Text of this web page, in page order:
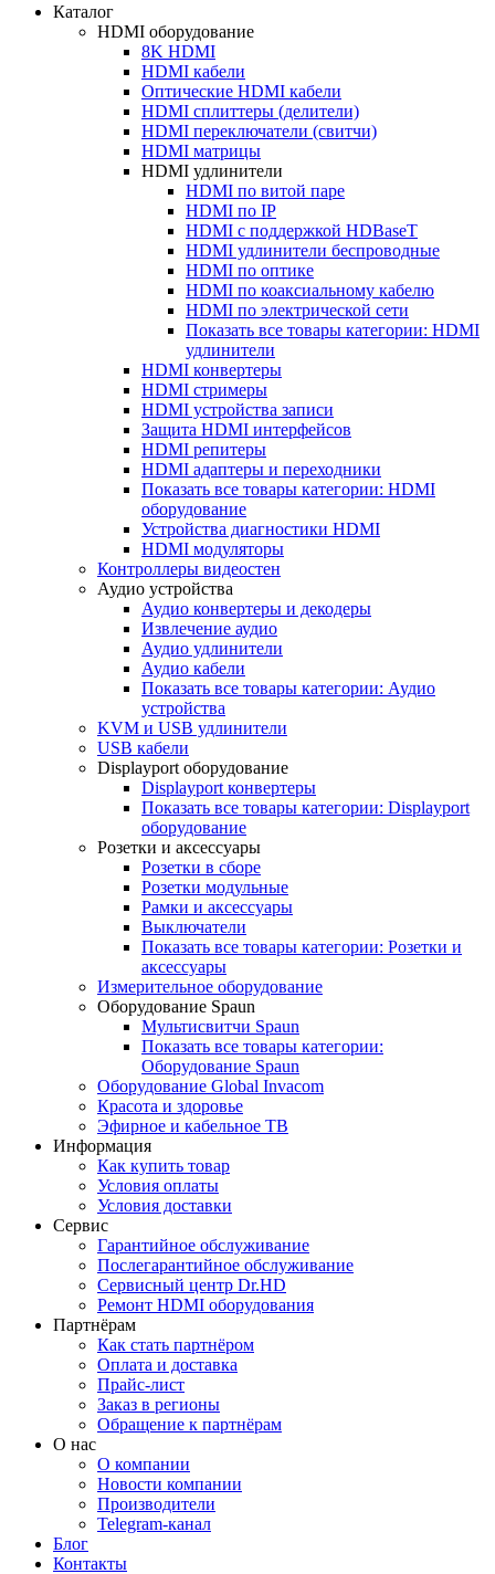
Каталог
HDMI оборудование
8K HDMI
HDMI кабели
Оптические HDMI кабели
HDMI сплиттеры (делители)
HDMI переключатели (свитчи)
HDMI матрицы
HDMI удлинители
HDMI по витой паре
HDMI по IP
HDMI с поддержкой HDBaseT
HDMI удлинители беспроводные
HDMI по оптике
HDMI по коаксиальному кабелю
HDMI по электрической сети
Показать все товары категории: HDMI
удлинители
HDMI конвертеры
HDMI стримеры
HDMI устройства записи
Защита HDMI интерфейсов
HDMI репитеры
HDMI адаптеры и переходники
Показать все товары категории: HDMI
оборудование
Устройства диагностики HDMI
HDMI модуляторы
Контроллеры видеостен
Аудио устройства
Аудио конвертеры и декодеры
Извлечение аудио
Аудио удлинители
Аудио кабели
Показать все товары категории: Аудио
устройства
KVM и USB удлинители
USB кабели
Displayport оборудование
Displayport конвертеры
Показать все товары категории: Displayport
оборудование
Розетки и аксессуары
Розетки в сборе
Розетки модульные
Рамки и аксессуары
Выключатели
Показать все товары категории: Розетки и
аксессуары
Измерительное оборудование
Оборудование Spaun
Мультисвитчи Spaun
Показать все товары категории:
Оборудование Spaun
Оборудование Global Invacom
Красота и здоровье
Эфирное и кабельное ТВ
Информация
Как купить товар
Условия оплаты
Условия доставки
Сервис
Гарантийное обслуживание
Послегарантийное обслуживание
Сервисный центр Dr.HD
Ремонт HDMI оборудования
Партнёрам
Как стать партнёром
Оплата и доставка
Прайс-лист
Заказ в регионы
Обращение к партнёрам
О нас
О компании
Новости компании
Производители
Telegram-канал
Блог
Контакты